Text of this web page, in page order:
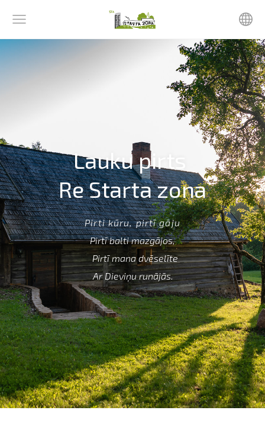
Lauku pirts
Re Starta zona
Pirti kūru, pirtī gāju
Pirtī balti mazgājos,
Pirtī mana dvēselīte
Ar Dieviņu runājās.